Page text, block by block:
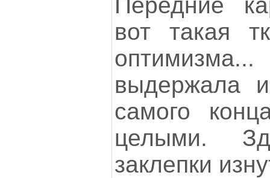
вот такая
выдержала
самого
целыми.
заклепки